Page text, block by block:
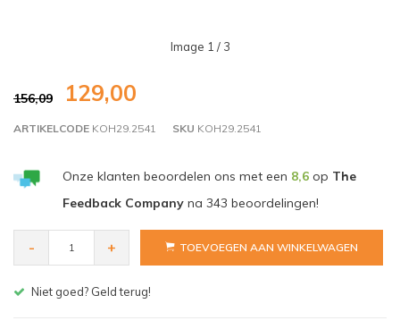
Image 1 / 3
156,09 129,00
ARTIKELCODE KOH29.2541 SKU KOH29.2541
Onze klanten beoordelen ons met een 8,6op The
Feedback Companyna 343 beoordelingen!
- + TOEVOEGEN AAN WINKELWAGEN
Gratis bezorgen v.a. € 150,- (NL)